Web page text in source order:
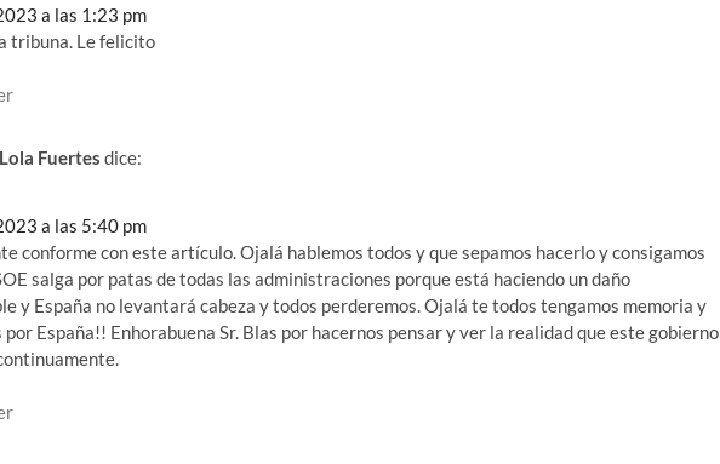
a las 1:23 pm
tribuna. Le felicito
Lola Fuertes dice:
a las 5:40 pm
conforme con este artículo. Ojalá hablemos todos y que sepamos hacerlo y consigamos
salga por patas de todas las administraciones porque está haciendo un daño
y España no levantará cabeza y todos perderemos. Ojalá te todos tengamos memoria y
por España!! Enhorabuena Sr. Blas por hacernos pensar y ver la realidad que este gobierno